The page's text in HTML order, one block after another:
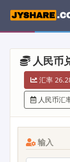
人民币
汇率
人民币汇
输入